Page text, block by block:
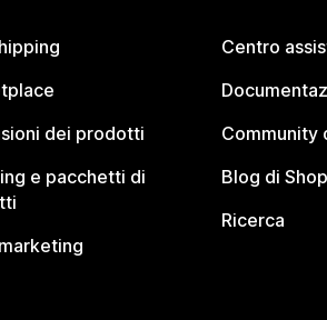
dei prodotti
e pacchetti di
Centro
Community
Blog di
Ricerca